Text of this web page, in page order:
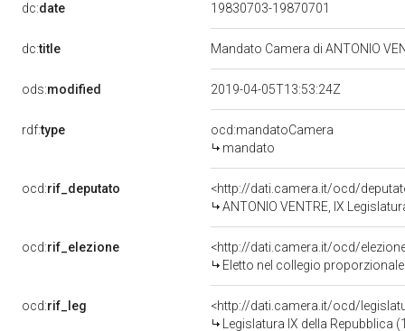
dc:date 19830703-19870701
dc:title Mandato Camera di ANTONIO
ods:modified 2019-04-05T13:53:24Z
rdf:type
ocd:mandatoCamera
mandato
ocd:rif_deputato
<http://dati.camera.it/ocd/
ANTONIO VENTRE, IX
ocd:rif_elezione
<http://dati.camera.it/ocd/
Eletto nel collegio
ocd:rif_leg
<http://dati.camera.it/ocd/
Legislatura IX della Repubblica